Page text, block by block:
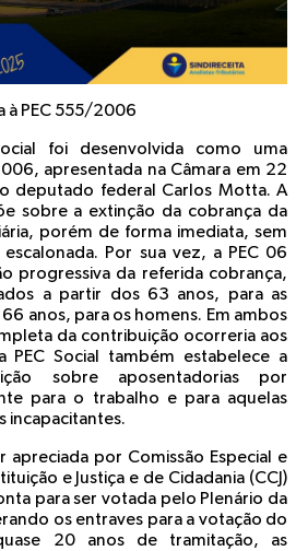
à PEC 555/2006
foi desenvolvida como uma
apresentada na Câmara em 22
deputado federal Carlos Motta. A
sobre a extinção da cobrança da
porém de forma imediata, sem
Por sua vez, a PEC 06
progressiva da referida cobrança,
a partir dos 63 anos, para as
anos, para os homens. Em ambos
da contribuição ocorreria aos
PEC Social também estabelece a
sobre aposentadorias por
para o trabalho e para aquelas
incapacitantes.
apreciada por Comissão Especial e
e Justiça e de Cidadania (CCJ)
para ser votada pelo Plenário da
os entraves para a votação do
20 anos de tramitação, as